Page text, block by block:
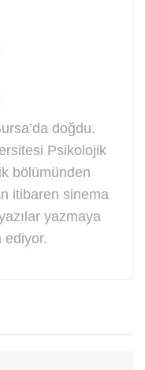
doğdu.
Psikolojik
bölümünden
itibaren sinema
yazmaya
ediyor.